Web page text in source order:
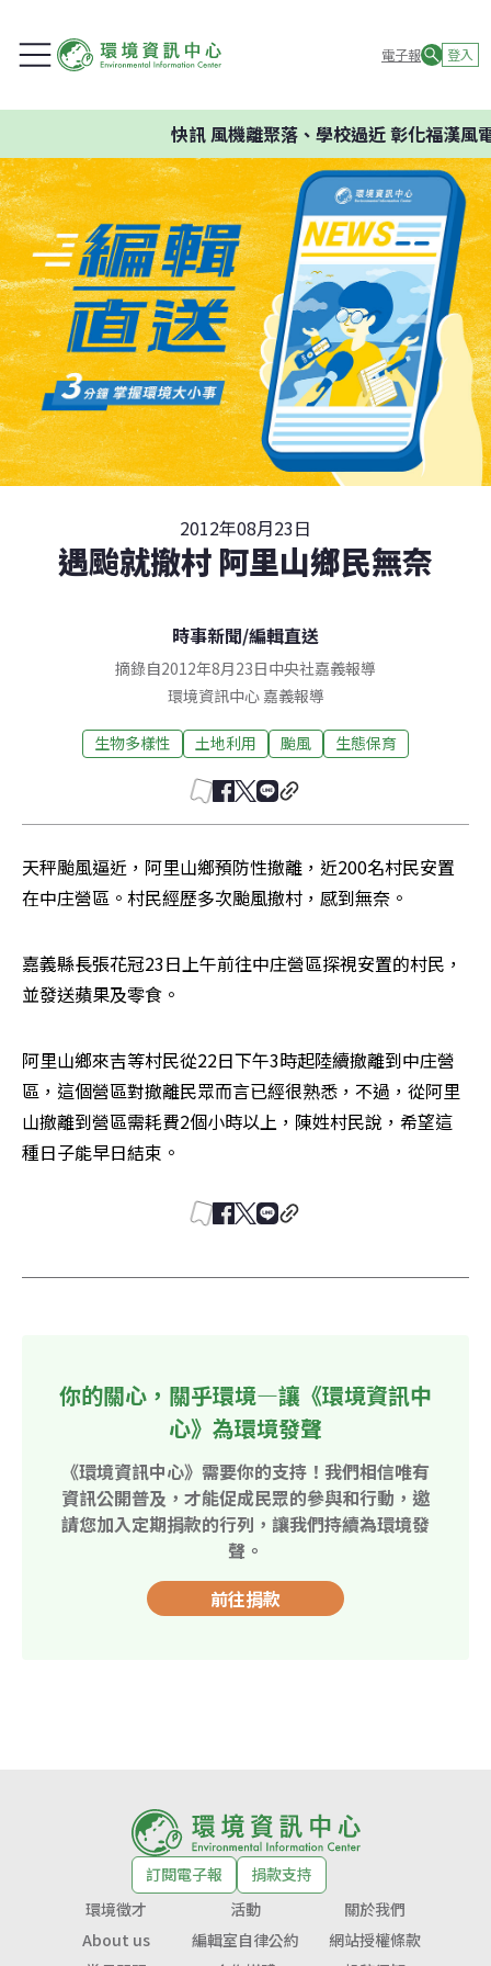
電子報 登入
快訊風機離聚落、學校過近 彰化福漢風電
2012年08月23日
遇颱就撤村 阿里山鄉民無奈
時事新聞/編輯直送
摘錄自2012年8月23日中央社嘉義報導
環境資訊中心 嘉義報導
生物多樣性 土地利用 颱風 生態保育
天秤颱風逼近，阿里山鄉預防性撤離，近200名村民安置
在中庄營區。村民經歷多次颱風撤村，感到無奈。
嘉義縣長張花冠23日上午前往中庄營區探視安置的村民，
並發送蘋果及零食。
阿里山鄉來吉等村民從22日下午3時起陸續撤離到中庄營
區，這個營區對撤離民眾而言已經很熟悉，不過，從阿里
山撤離到營區需耗費2個小時以上，陳姓村民說，希望這
種日子能早日結束。
你的關心，關乎環境—讓《環境資訊中
心》為環境發聲
《環境資訊中心》需要你的支持！我們相信唯有
資訊公開普及，才能促成民眾的參與和行動，邀
請您加入定期捐款的行列，讓我們持續為環境發
聲。
前往捐款
訂閱電子報
捐款支持
環境徵才
活動
關於我們
About us
編輯室自律公約
網站授權條款